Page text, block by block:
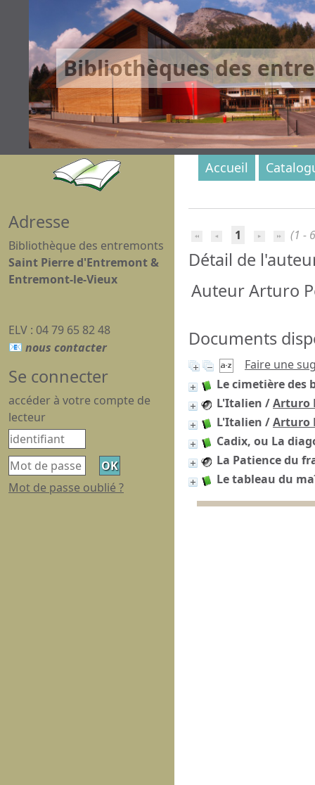
Bibliothèques des
1 (1 -
Détail de
Auteur Arturo
Documents
Faire une
Le cimetière des
L'Italien /Arturo
L'Italien /Arturo
Cadix, ou La
La Patience du
Le tableau du
Accueil
Adresse
Bibliothèque des entremonts
Saint Pierre d'Entremont &
Entremont-le-Vieux
ELV : 04 79 65 82 48
Se connecter
accéder à votre compte de
lecteur
Mot de passe oublié ?